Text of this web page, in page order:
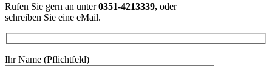
Rufen Sie gern an unter0351-4213339, oder
schreiben Sie eine eMail.
Ihr Name (Pflichtfeld)